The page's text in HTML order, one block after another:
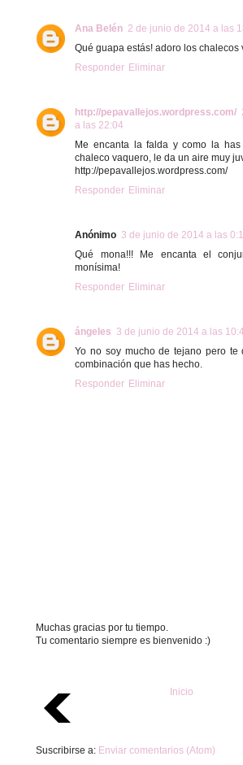
Ana Belén 2 de junio de 2014 a las
Qué guapa estás! adoro los chalecos
Responder Eliminar
http://pepavallejos.wordpress.com/
a las 22:04
Me encanta la falda y como la
chaleco vaquero, le da un aire muy
http://pepavallejos.wordpress.com/
Responder Eliminar
Anónimo 3 de junio de 2014 a las
Qué mona!!! Me encanta el
monísima!
Responder Eliminar
ángeles 3 de junio de 2014 a las
Yo no soy mucho de tejano pero te
combinación que has hecho.
Responder Eliminar
Muchas gracias por tu tiempo.
Tu comentario siempre es bienvenido :)
Inicio
Suscribirse a: Enviar comentarios (Atom)